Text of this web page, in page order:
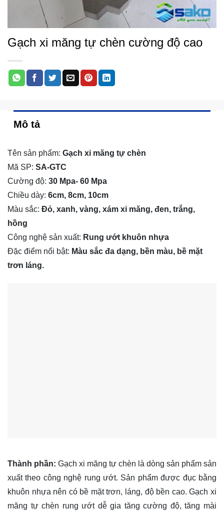
Gạch xi măng tự chèn cường độ cao
Mô tả
Tên sản phẩm: Gạch xi măng tự chèn
Mã SP: SA-GTC
Cường độ: 30 Mpa- 60 Mpa
Chiều dày: 6cm, 8cm, 10cm
Màu sắc: Đỏ, xanh, vàng, xám xi măng, đen, trắng,
hồng
Công nghệ sản xuất: Rung ướt khuôn nhựa
Đặc điểm nổi bật: Màu sắc đa dạng, bền màu, bề mặt
trơn láng.
Thành phần: Gạch xi măng tự chèn là dòng sản phẩm sản
xuất theo công nghệ rung ướt. Sản phẩm được đục bằng
khuôn nhựa nên có bề mặt trơn, láng, độ bền cao. Gạch xi
măng tự chèn rung ướt dễ gia tăng cường độ, tăng mài